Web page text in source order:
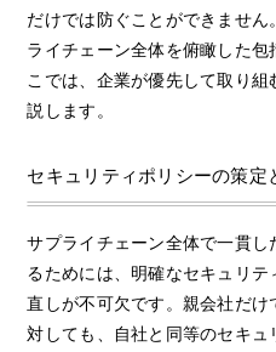
だけでは防ぐことができませ
ライチェーン全体を俯瞰した包
こでは、企業が優先して取り
説します。
セキュリティポリシーの策定
サプライチェーン全体で一貫
るためには、明確なセキュリ
直しが不可欠です。親会社だ
対しても、自社と同等のセキ